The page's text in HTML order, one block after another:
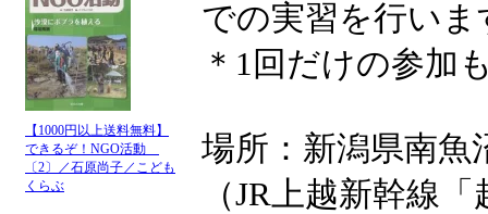
【1000円以上送料無料】
できるぞ！NGO活動
〔2〕／石原尚子／こども
くらぶ
での実習を行いま
＊1回だけの参加
場所：新潟県南魚
（JR上越新幹線